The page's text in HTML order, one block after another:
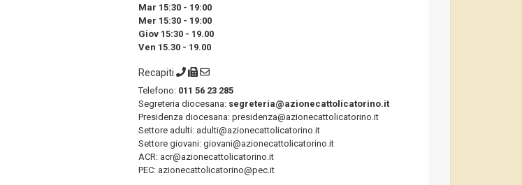
Mar 15:30 - 19:00
Mer 15:30 - 19:00
Giov 15:30 - 19.00
Ven 15.30 - 19.00
Recapiti
Telefono: 011 56 23 285
Segreteria diocesana: segreteria@azionecattolicatorino.it
Presidenza diocesana: presidenza@azionecattolicatorino.it
Settore adulti: adulti@azionecattolicatorino.it
Settore giovani: giovani@azionecattolicatorino.it
ACR: acr@azionecattolicatorino.it
PEC: azionecattolicatorino@pec.it